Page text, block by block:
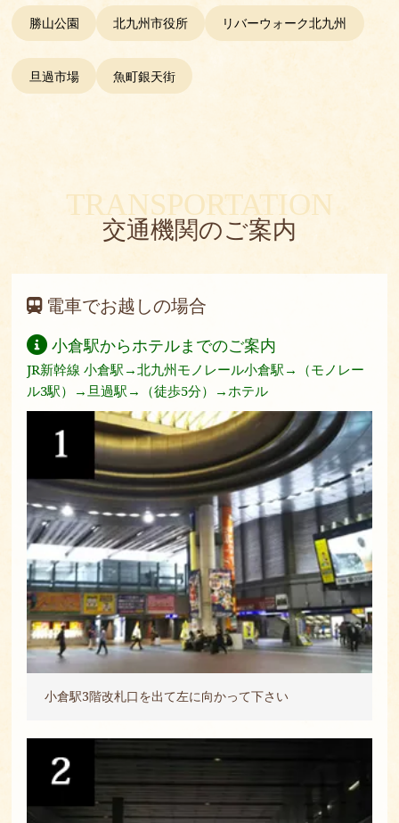
勝山公園 北九州市役所 リバーウォーク北九州
旦過市場 魚町銀天街
TRANSPORTATION
交通機関のご案内
電車でお越しの場合
小倉駅からホテルまでのご案内
JR新幹線 小倉駅→北九州モノレール小倉駅→（モノレー
ル3駅）→旦過駅→（徒歩5分）→ホテル
小倉駅3階改札口を出て左に向かって下さい